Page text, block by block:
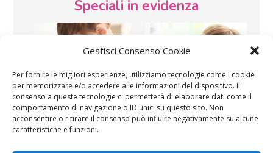
Gestisci Consenso Cookie
Per fornire le migliori esperienze, utilizziamo tecnologie come i cookie
per memorizzare e/o accedere alle informazioni del dispositivo. Il
consenso a queste tecnologie ci permetterà di elaborare dati come il
comportamento di navigazione o ID unici su questo sito. Non
acconsentire o ritirare il consenso può influire negativamente su alcune
caratteristiche e funzioni.
Speciali in evidenza
Vaccini SOS Pediatra